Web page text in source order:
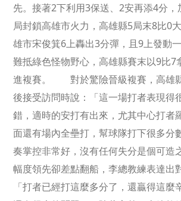
先。接著2下利用3保送、2安再添4分
局封鎖高雄市火力，高雄縣5局末8比0
雄市宋俊箕6上轟出3分彈，且9上發動
難抵綠色怪物野心，高雄縣賽末以9比7
進複賽。 對於驚險晉級複賽，高雄
後接受訪問時說：「這一場打者表現得
錯，適時的安打有出來，尤其中心打者
面還有場內全壘打，幫球隊打下很多分
奏掌控非常好，沒有任何失分是個可造
幅度領先卻差點翻船，李總教練表達出
「打者已經打這麼多分了，還贏得這麼